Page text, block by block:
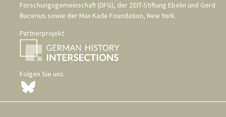
Forschungsgemeinschaft (DFG), der ZEIT-Stiftung Ebelin und Gerd
Bucerius sowie der Max Kade Foundation, New York.
Partnerprojekt
Folgen Sie uns